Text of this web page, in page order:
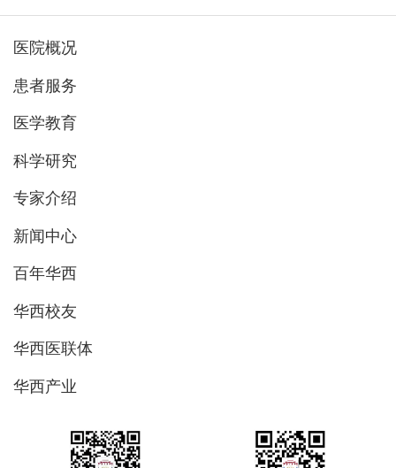
医院概况
患者服务
医学教育
科学研究
专家介绍
新闻中心
百年华西
华西校友
华西医联体
华西产业